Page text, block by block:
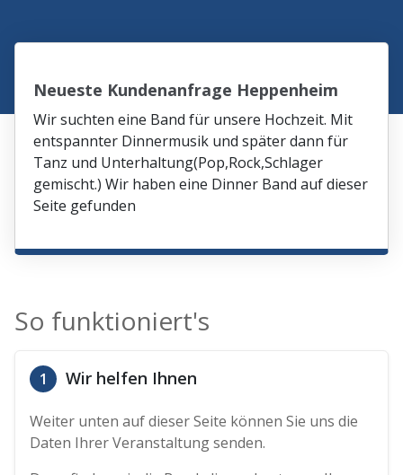
Neueste Kundenanfrage Heppenheim
Wir suchten eine Band für unsere Hochzeit. Mit
entspannter Dinnermusik und später dann für
Tanz und Unterhaltung(Pop,Rock,Schlager
gemischt.) Wir haben eine Dinner Band auf dieser
Seite gefunden
So funktioniert's
1 Wir helfen Ihnen
Weiter unten auf dieser Seite können Sie uns die
Daten Ihrer Veranstaltung senden.